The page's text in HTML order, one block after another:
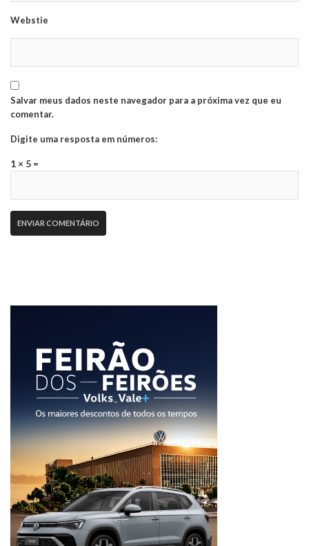
Webstie
Salvar meus dados neste navegador para a próxima vez que eu
comentar.
Digite uma resposta em números:
1 × 5 =